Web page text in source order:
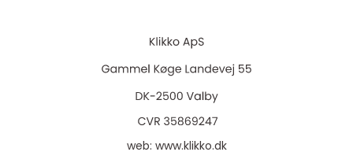
web: www.klikko.dk